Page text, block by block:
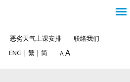
恶劣天气上课安排
联络我们
ENG | 繁 | 简 A A